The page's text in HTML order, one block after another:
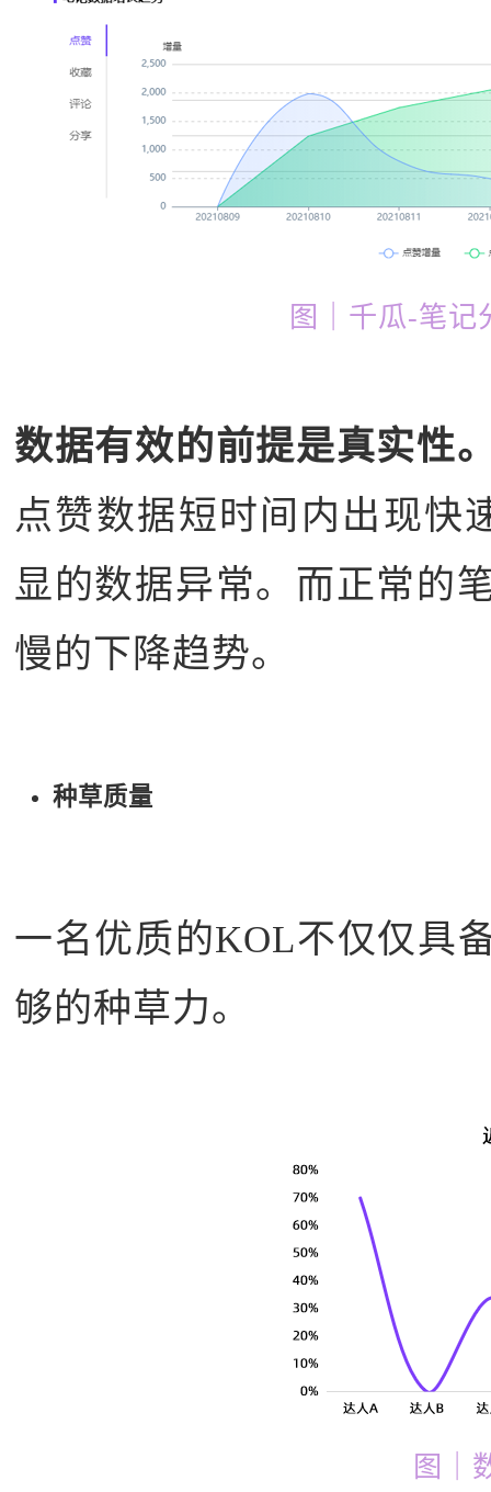
图｜千瓜-笔记
数据有效的前提是真实性
点赞数据短时间内出现快
显的数据异常。而正常的
慢的下降趋势。
种草质量
一名优质的KOL不仅仅具
够的种草力。
图｜